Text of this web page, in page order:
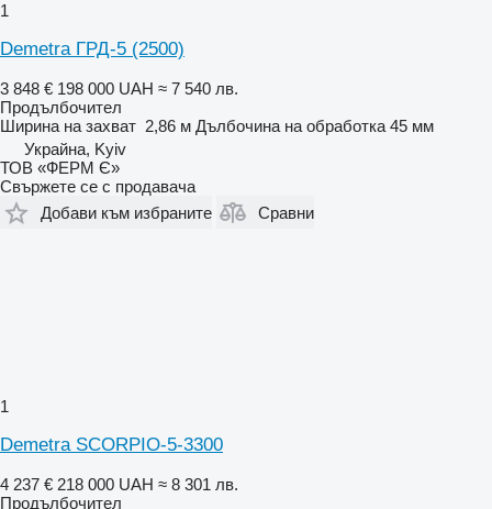
1
Demetra ГРД-5 (2500)
3 848 € 198 000 UAH ≈ 7 540 лв.
Продълбочител
Ширина на захват 2,86 м Дълбочина на обработка 45 мм
Украйна, Kyiv
ТОВ «ФЕРМ Є»
Свържете се с продавача
Добави към избраните
Сравни
1
Demetra SCORPIO-5-3300
4 237 € 218 000 UAH ≈ 8 301 лв.
Продълбочител